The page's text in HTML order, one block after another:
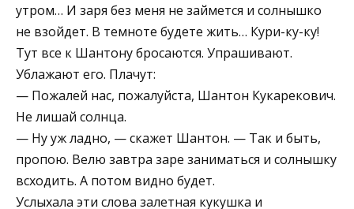
утром… И заря без меня не займется и солнышко
не взойдет. В темноте будете жить… Кури-ку-ку!
Тут все к Шантону бросаются. Упрашивают.
Ублажают его. Плачут:
— Пожалей нас, пожалуйста, Шантон Кукарекович.
Не лишай солнца.
— Ну уж ладно, — скажет Шантон. — Так и быть,
пропою. Велю завтра заре заниматься и солнышку
всходить. А потом видно будет.
Услыхала эти слова залетная кукушка и